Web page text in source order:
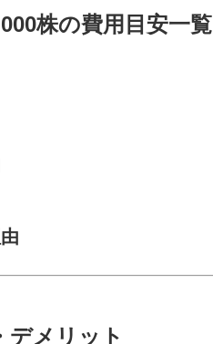
株の費用目安一覧
デメリット